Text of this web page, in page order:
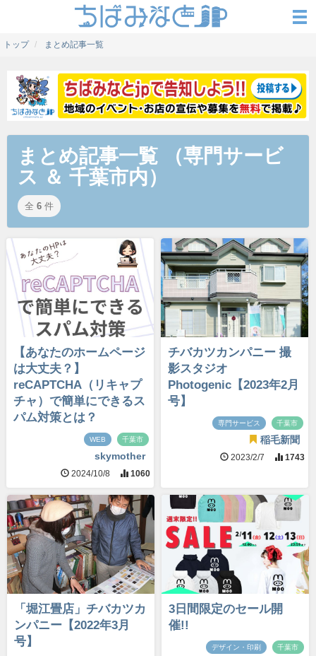
トップ まとめ記事一覧
まとめ記事一覧 （専門サービ
ス ＆ 千葉市内）
全 6 件
【あなたのホームページ
は大丈夫？】
reCAPTCHA（リキャプ
チャ）で簡単にできるス
パム対策とは？
WEB 千葉市
skymother
2024/10/8 1060
チバカツカンパニー 撮
影スタジオ
Photogenic【2023年2月
号】
専門サービス 千葉市
稲毛新聞
2023/2/7 1743
「堀江畳店」チバカツカ
ンパニー【2022年3月
号】
3日間限定のセール開
催!!
デザイン・印刷 千葉市